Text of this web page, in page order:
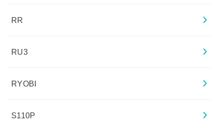
RR
RU3
RYOBI
S110P